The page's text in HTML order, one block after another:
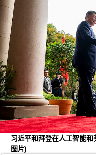
习近平和拜登在人工智能
图片)